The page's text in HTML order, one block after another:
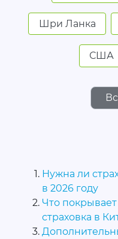
Шри Ланка
США
Нужна ли
в 2026 году
Что
страховка в